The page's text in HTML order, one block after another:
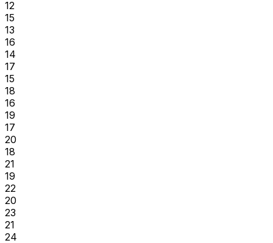
12
15
13
16
14
17
15
18
16
19
17
20
18
21
19
22
20
23
21
24